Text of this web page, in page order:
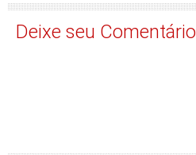
Deixe seu Comentário